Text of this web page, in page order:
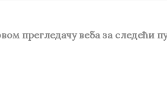
прегледачу веба за следећи